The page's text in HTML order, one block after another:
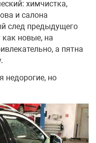
химчистка,
и салона
след предыдущего
новые, на
а пятна
недорогие, но